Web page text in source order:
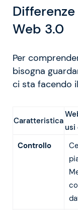
Web 3.0
Per
bisogna
ci sta facendo
Caratteristica
usi
Controllo